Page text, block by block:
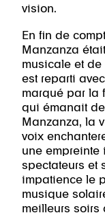
vision.
En fin de
Manzanza
musicale et de
est reparti
marqué par la
qui émanait
Manzanza, la
voix
une empreinte
spectateurs et
impatience le
musique
meilleurs soirs